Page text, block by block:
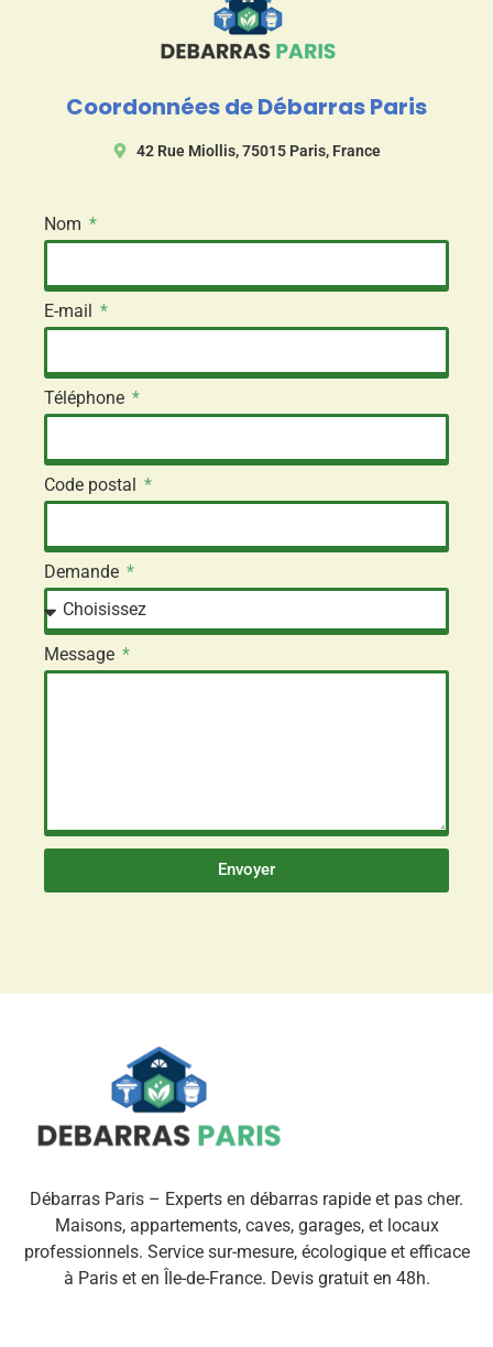
Coordonnées de Débarras Paris
42 Rue Miollis, 75015 Paris, France
Nom
E-mail
Téléphone
Code postal
Demande
Message
Envoyer
Débarras Paris – Experts en débarras rapide et pas cher.
Maisons, appartements, caves, garages, et locaux
professionnels. Service sur-mesure, écologique et efficace
à Paris et en Île-de-France. Devis gratuit en 48h.